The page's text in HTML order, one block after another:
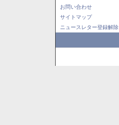
お問い合わせ
サイトマップ
ニュースレター登録解除